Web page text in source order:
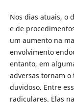
Nos dias atuais, o
e de
um aumento na
envolvimento
entanto, em
adversas tornam
duvidoso. Entre
radiculares. Elas